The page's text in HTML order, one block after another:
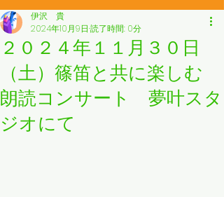
２０２４年１１月３０日
（土）篠笛と共に楽しむ
朗読コンサート 夢叶スタ
ジオにて
伊沢 貴
2024年10月9日 読了時間: 0分